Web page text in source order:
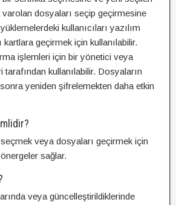
varolan dosyaları seçip geçirmesine
kullanıcıları yazılım
kartlara geçirmek için kullanılabilir.
işlemleri için bir yönetici veya
tarafından kullanılabilir. Dosyaların
yeniden şifrelemekten daha etkin
veya dosyaları geçirmek için
sağlar.
veya güncelleştirildiklerinde